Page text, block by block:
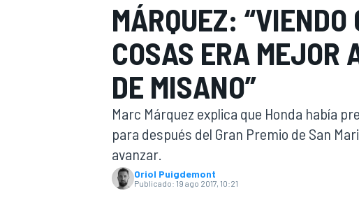
WEC FÓRMULA E
MÁRQUEZ:
COSAS ERA MEJOR
DE MISANO”
Marc Márquez explica que Honda había
para después del Gran Premio de San
avanzar.
Oriol Puigdemont
Publicado: 19 ago 2017, 10:21